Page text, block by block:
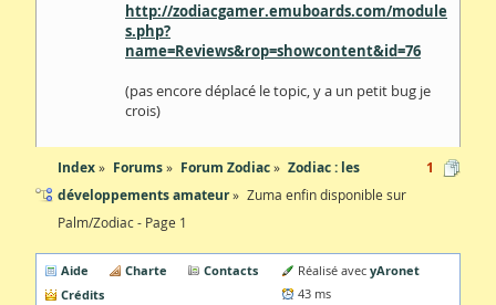
http://zodiacgamer.emuboards.com/module
s.php?
name=Reviews&rop=showcontent&id=76
(pas encore déplacé le topic, y a un petit bug je
crois)
Index Forums Forum Zodiac
Zodiac : les
développements amateur
Zuma enfin disponible sur
Palm/Zodiac - Page 1
1
Aide Charte
Contacts
Crédits
Réalisé avecyAronet
43 ms